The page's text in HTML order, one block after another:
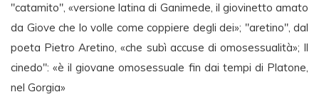
"catamito", «versione latina di Ganimede, il giovinetto amato
da Giove che lo volle come coppiere degli dei»; "aretino", dal
poeta Pietro Aretino, «che subì accuse di omosessualità»; Il
cinedo": «è il giovane omosessuale fin dai tempi di Platone,
nel Gorgia»